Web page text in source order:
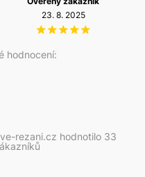
hodnocení:
23. 8. 2025
rezani.cz hodnotilo 33